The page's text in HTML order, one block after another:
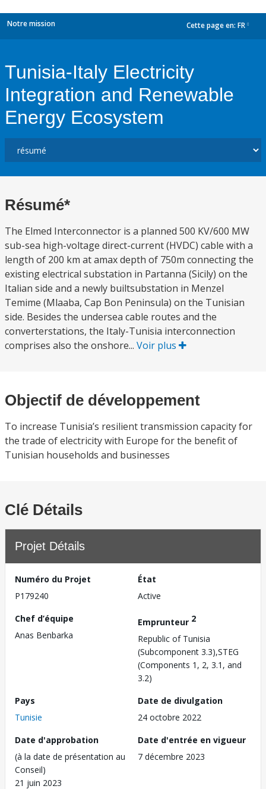
Notre mission Cette page en: FR
Tunisia-Italy Electricity
Integration and Renewable
Energy Ecosystem
Résumé*
The Elmed Interconnector is a planned 500 KV/600 MW
sub-sea high-voltage direct-current (HVDC) cable with a
length of 200 km at amax depth of 750m connecting the
existing electrical substation in Partanna (Sicily) on the
Italian side and a newly builtsubstation in Menzel
Temime (Mlaaba, Cap Bon Peninsula) on the Tunisian
side. Besides the undersea cable routes and the
converterstations, the Italy-Tunisia interconnection
comprises also the onshore... Voir plus
Objectif de développement
To increase Tunisia’s resilient transmission capacity for
the trade of electricity with Europe for the benefit of
Tunisian households and businesses
Clé Détails
Projet Détails
Numéro du Projet
P179240
État
Active
Chef d’équipe
Anas Benbarka
Emprunteur 2
Republic of Tunisia
(Subcomponent 3.3),STEG
(Components 1, 2, 3.1, and
3.2)
Pays
Tunisie
Date de divulgation
24 octobre 2022
Date d'approbation
(à la date de présentation au
Conseil)
21 juin 2023
Date d'entrée en vigueur
7 décembre 2023